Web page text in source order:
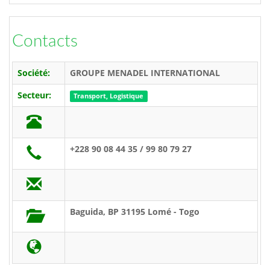
Contacts
Société:
GROUPE MENADEL INTERNATIONAL
Secteur:
Transport, Logistique
+228 90 08 44 35 / 99 80 79 27
Baguida, BP 31195 Lomé - Togo